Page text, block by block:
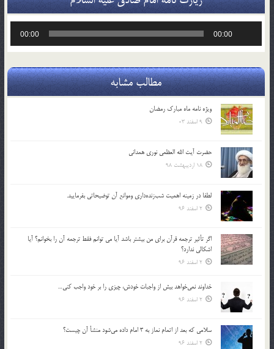
00:00
00:00
مطالب مشابه
ویژه نامه ماه مبارک رمضان
9 اسفند 03
حضرت آیت الله العظمی نوری همدانی
18 اردیبهشت 98
لطفا در زمينه اهميت شب‌زنده‌داري وموانع آن توضيحاتي بفرماييد.
2 اسفند 96
اگر تأثير ترجمه قرآن براي من بيشتر باشد آيا مي توانم فقط ترجمه آن را بخوانم؟ آيا
اشكالي ندارد؟
2 اسفند 96
خداوند نمي‌خواهد بيش از واجبات خودش، چيزي را بر خود واجب كني…
2 اسفند 96
سلامي كه بعد از اتمام نماز به 3 امام داده مي‌شود منشأ آن چيست؟
2 اسفند 96